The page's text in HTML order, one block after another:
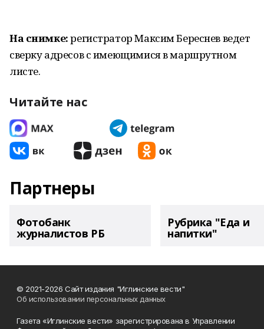
На снимке:регистратор Максим Береснев ведет
сверку адресов с имеющимися в маршрутном
листе.
Читайте нас
Партнеры
Фотобанк
журналистов РБ
Рубрика "Еда и
напитки"
© 2021-2026 Сайт издания "Иглинские вести"
Об использовании персональных данных
Газета «Иглинские вести» зарегистрирована в Управлении